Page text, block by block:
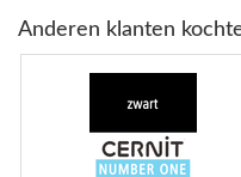
Anderen klanten